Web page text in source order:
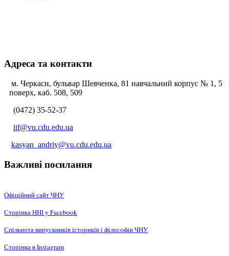
Адреса та контакти
м. Черкаси, бульвар Шевченка, 81 навчальний корпус № 1, 5
поверх, каб. 508, 509
(0472) 35-52-37
iif@vu.cdu.edu.ua
kasyan_andriy@vu.cdu.edu.ua
Важливі посилання
Офіційний сайт ЧНУ
Сторінка ННІ у Facebook
Спільнота випускників істориків і філософів ЧНУ
Сторінка в Instagram